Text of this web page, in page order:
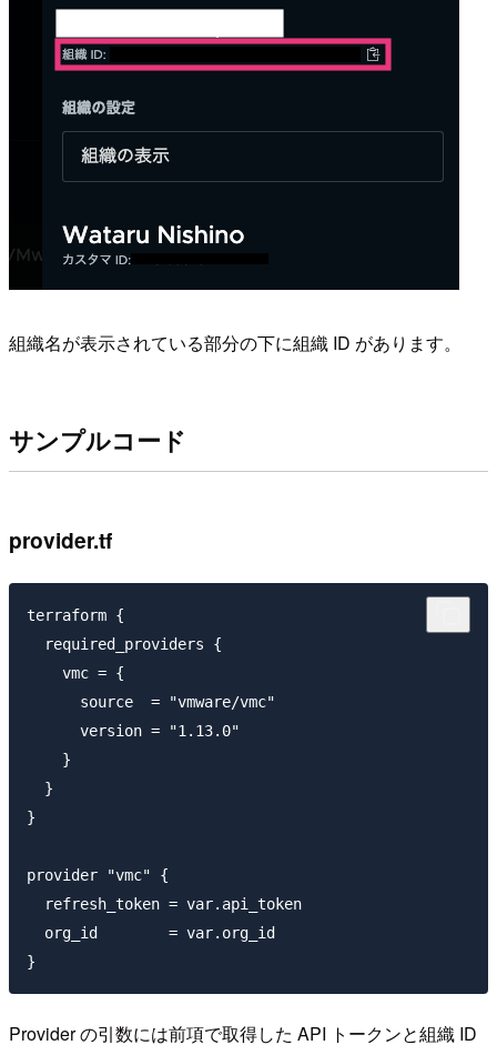
組織名が表示されている部分の下に組織 ID があります。
サンプルコード
provider.tf
terraform {
  required_providers {
    vmc = {
      source  = "vmware/vmc"
      version = "1.13.0"
    }
  }
}
provider "vmc" {
  refresh_token = var.api_token
  org_id        = var.org_id
Provider の引数には前項で取得した API トークンと組織 ID